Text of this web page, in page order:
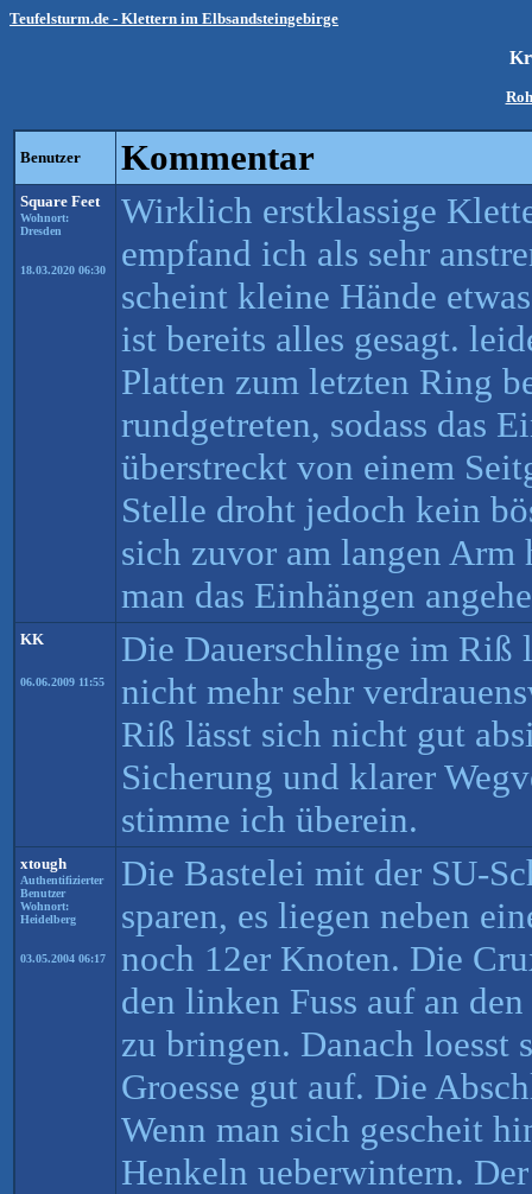
Teufelsturm.de - Klettern im Elbsandsteingebirge
Benutzer Kommentar
Square Feet
Wohnort:
Dresden
18.03.2020 06:30
Wirklich erstklassige
empfand ich als sehr
scheint kleine Hände
ist bereits alles gesagt.
Platten zum letzten Ring
rundgetreten, sodass das
überstreckt von einem
Stelle droht jedoch kein
sich zuvor am langen Arm
man das Einhängen
KK
06.06.2009 11:55
Die Dauerschlinge im Riß
nicht mehr sehr
Riß lässt sich nicht gut
Sicherung und klarer
stimme ich überein.
xtough
Authentifizierter
Benutzer
Wohnort:
Heidelberg
03.05.2004 06:17
Die Bastelei mit der SU-
sparen, es liegen neben
noch 12er Knoten. Die
den linken Fuss auf an
zu bringen. Danach loesst
Groesse gut auf. Die
Wenn man sich gescheit
Henkeln ueberwintern.